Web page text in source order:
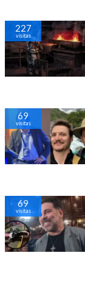
227
visitas
69
visitas
69
visitas